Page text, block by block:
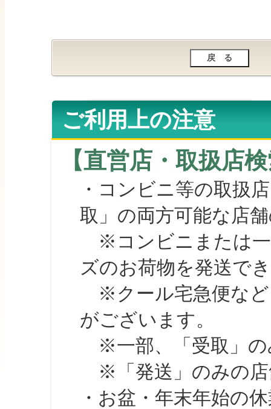
ご利用上の注意
【直営店・取扱店
・コンビニ等の取扱
取」の両方可能な店
※コンビニまたは一
ズのお荷物を発送で
※クール宅急便など
がございます。
※一部、「受取」の
※「発送」のみの店
・お盆・年末年始の